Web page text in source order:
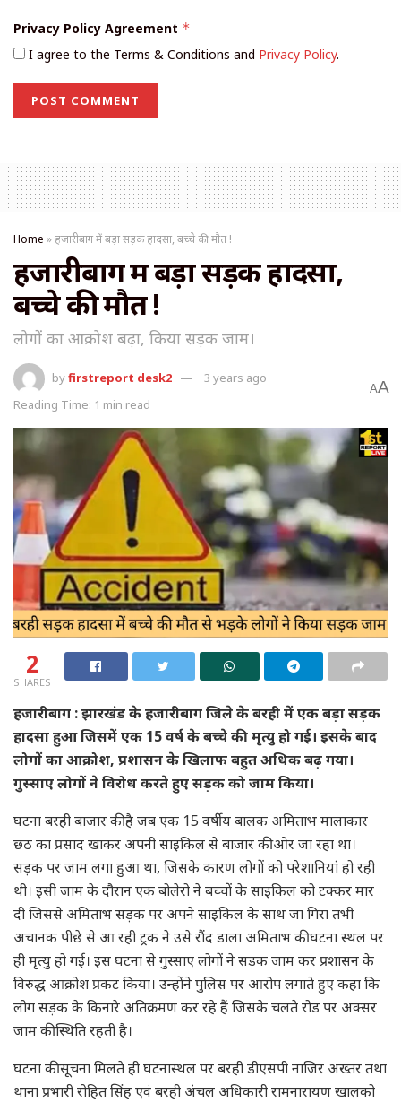
Privacy Policy Agreement *
I agree to the Terms & Conditions and Privacy Policy.
Home »हजारीबाग में बड़ा सड़क हादसा, बच्चे की मौत !
हजारीबाग में बड़ा सड़क हादसा,
बच्चे की मौत !
लोगों का आक्रोश बढ़ा, किया सड़क जाम।
byfirstreport desk2
3 years ago
Reading Time: 1 min read
AA
2
SHARES
हजारीबाग : झारखंड के हजारीबाग जिले के बरही में एक बड़ा सड़क
हादसा हुआ जिसमें एक 15 वर्ष के बच्चे की मृत्यु हो गई। इसके बाद
लोगों का आक्रोश, प्रशासन के खिलाफ बहुत अधिक बढ़ गया।
गुस्साए लोगों ने विरोध करते हुए सड़क को जाम किया।
घटना बरही बाजार की है जब एक 15 वर्षीय बालक अमिताभ मालाकार
छठ का प्रसाद खाकर अपनी साइकिल से बाजार की ओर जा रहा था।
सड़क पर जाम लगा हुआ था, जिसके कारण लोगों को परेशानियां हो रही
थी। इसी जाम के दौरान एक बोलेरो ने बच्चों के साइकिल को टक्कर मार
दी जिससे अमिताभ सड़क पर अपने साइकिल के साथ जा गिरा तभी
अचानक पीछे से आ रही ट्रक ने उसे रौंद डाला अमिताभ की घटना स्थल पर
ही मृत्यु हो गई। इस घटना से गुस्साए लोगों ने सड़क जाम कर प्रशासन के
विरुद्ध आक्रोश प्रकट किया। उन्होंने पुलिस पर आरोप लगाते हुए कहा कि
लोग सड़क के किनारे अतिक्रमण कर रहे हैं जिसके चलते रोड पर अक्सर
जाम की स्थिति रहती है।
घटना की सूचना मिलते ही घटनास्थल पर बरही डीएसपी नाजिर अख्तर तथा
थाना प्रभारी रोहित सिंह एवं बरही अंचल अधिकारी रामनारायण खालको